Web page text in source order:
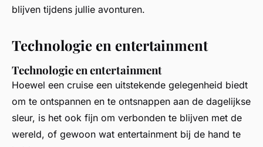
blijven tijdens jullie avonturen.
Technologie en entertainment
Technologie en entertainment
Hoewel een cruise een uitstekende gelegenheid biedt
om te ontspannen en te ontsnappen aan de dagelijkse
sleur, is het ook fijn om verbonden te blijven met de
wereld, of gewoon wat entertainment bij de hand te